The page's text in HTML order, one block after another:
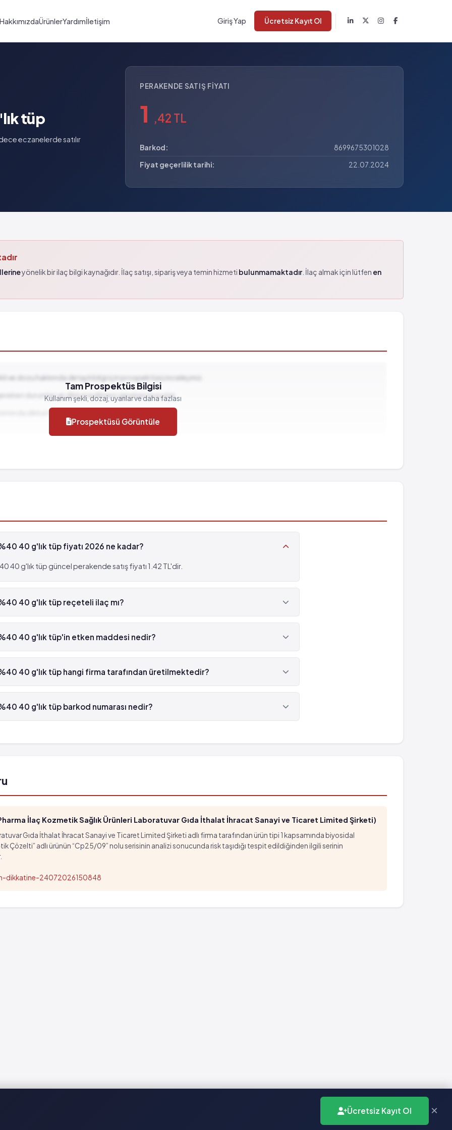
HakkımızdaÜrünlerYardımİletişim Giriş Yap Ücretsiz Kayıt Ol
tüp
eczanelerde satılır
PERAKENDE SATIŞ FIYATI
1 ,42 TL
Barkod:
8699675301028
Fiyat geçerlilik tarihi:
22.07.2024
yönelik bir ilaç bilgi kaynağıdır. İlaç satışı, sipariş veya temin hizmeti bulunmamaktadır. İlaç almak için lütfen en
ve dozu hakkında detaylı bilgi için prospektüsü inceleyiniz.
gereken durumlar ve dikkat edilmesi gereken hususlar...
dikkat edilmesi gereken durumlar...
Tam Prospektüs Bilgisi
Kullanım şekli, dozaj, uyarılar ve daha fazlası
Prospektüsü Görüntüle
40 g'lık tüp fiyatı 2026 ne kadar?
40 g'lık tüp güncel perakende satış fiyatı 1.42 TL'dir.
40 g'lık tüp reçeteli ilaç mı?
%40 40 g'lık tüp beyaz reçetelidir.
40 g'lık tüp'in etken maddesi nedir?
40 g'lık tüp'in etken maddesi Çinko oksit 'dür.
40 g'lık tüp hangi firma tarafından üretilmektedir?
40 g'lık tüp , Med-Care tarafından üretilmektedir.
40 g'lık tüp barkod numarası nedir?
İlaç Kozmetik Sağlık Ürünleri Laboratuvar Gıda İthalat İhracat Sanayi ve Ticaret Limited Şirketi)
Gıda İthalat İhracat Sanayi ve Ticaret Limited Şirketi adlı firma tarafından ürün tipi 1 kapsamında biyosidal
Çözelti” adlı ürünün “Cp25/09” nolu serisinin analizi sonucunda risk taşıdığı tespit edildiğinden ilgili serinin
dikkatine-24072026150848
Ücretsiz Kayıt Ol ×